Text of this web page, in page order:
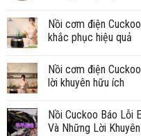
Nồi cơm điện
khắc phục hiệu quả
Nồi cơm điện
lời khuyên hữu ích
Nồi Cuckoo Báo Lỗi
Và Những Lời